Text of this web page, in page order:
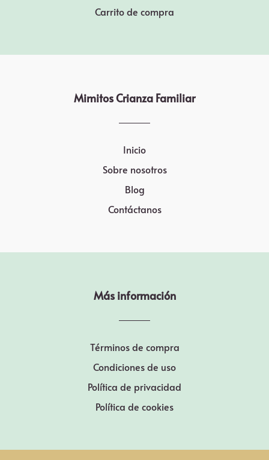
Carrito de compra
Mimitos Crianza Familiar
Inicio
Sobre nosotros
Blog
Contáctanos
Más información
Términos de compra
Condiciones de uso
Política de privacidad
Política de cookies